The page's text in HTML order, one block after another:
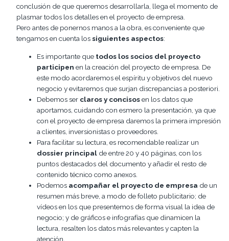
conclusión de que queremos desarrollarla, llega el momento de
plasmar todos los detalles en el proyecto de empresa.
Pero antes de ponernos manos a la obra, es conveniente que
tengamos en cuenta lossiguientes aspectos:
Es importante que todos los socios del proyecto
participen en la creación del proyecto de empresa. De
este modo acordaremos el espíritu y objetivos del nuevo
negocio y evitaremos que surjan discrepancias a posteriori.
Debemos ser claros y concisosen los datos que
aportamos, cuidando con esmero la presentación, ya que
con el proyecto de empresa daremos la primera impresión
a clientes, inversionistas o proveedores.
Para facilitar su lectura, es recomendable realizar un
dossier principal de entre 20 y 40 páginas, con los
puntos destacados del documento y añadir el resto de
contenido técnico como anexos.
Podemos acompañar el proyecto de empresa de un
resumen más breve, a modo de folleto publicitario; de
vídeos en los que presentemos de forma visual la idea de
negocio; y de gráficos e infografías que dinamicen la
lectura, resalten los datos más relevantes y capten la
atención.